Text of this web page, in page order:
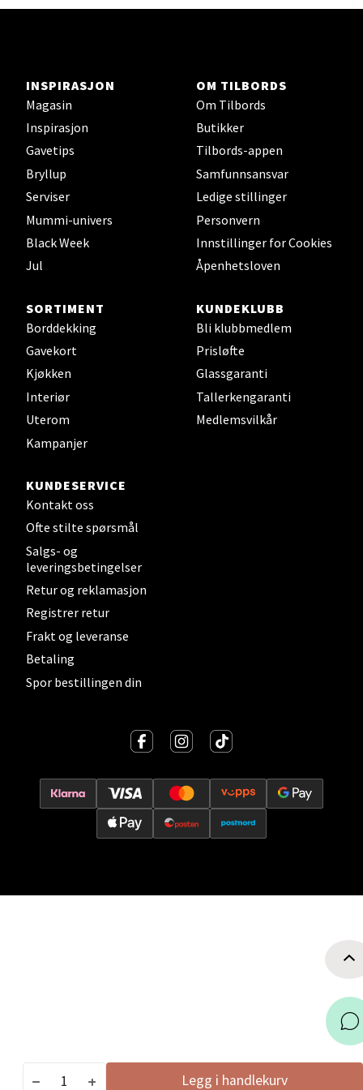
Legg i handlekurv
INSPIRASJON
Magasin
Inspirasjon
Gavetips
Bryllup
Serviser
Mummi-univers
Black Week
Jul
OM TILBORDS
Om Tilbords
Butikker
Tilbords-appen
Samfunnsansvar
Ledige stillinger
Personvern
Innstillinger for Cookies
Åpenhetsloven
SORTIMENT
Borddekking
Gavekort
Kjøkken
Interiør
Uterom
Kampanjer
KUNDEKLUBB
Bli klubbmedlem
Prisløfte
Glassgaranti
Tallerkengaranti
Medlemsvilkår
KUNDESERVICE
Kontakt oss
Ofte stilte spørsmål
Salgs- og
leveringsbetingelser
Retur og reklamasjon
Registrer retur
Frakt og leveranse
Betaling
Spor bestillingen din
Orkanger - Thon Senter Orkanger
Thon Senter Orkanger, Orkdalsveien 113, 7300
Åpent i dag 09-20
Sandvika - Thon Senter Sandvika
Brodtkorbsgate 7, 1338 Sandvika
0 i butikk
Bergen - Thon Senter Sartor
Sartorvegen 12, 5353 Straume
Åpent i dag 10-21
Trondheim - Sirkus Shopping
Falkenborgveien 5, 7044 Trondheim
Åpent i dag 09-21